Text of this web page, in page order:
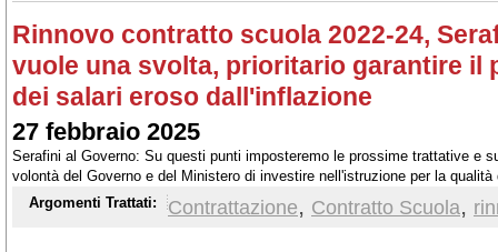
Rinnovo contratto scuola 2022-24,
vuole una svolta, prioritario garantire il
dei salari eroso dall'inflazione
27 febbraio 2025
Serafini al Governo: Su questi punti imposteremo le prossime trattative e
volontà del Governo e del Ministero di investire nell'istruzione per la
culturale dei nostri studenti
Argomenti Trattati: Contrattazione, Contratto Scuola,